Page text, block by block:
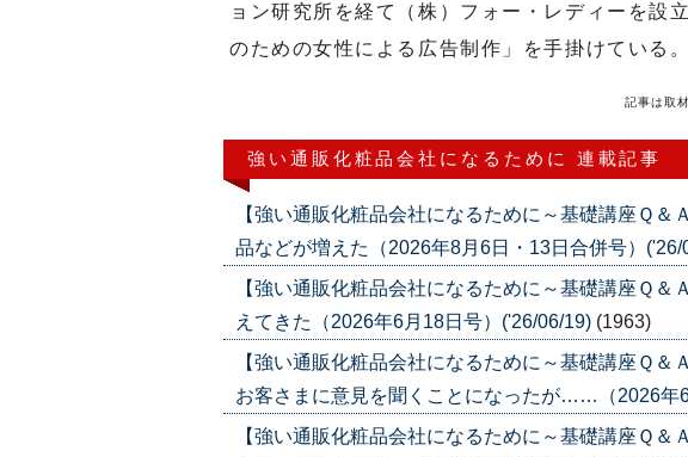
ョン研究所を経て（株）フォー・レディーを設
のための女性による広告制作」を手掛けている。
記事は取
強い通販化粧品会社になるために 連載記事
【強い通販化粧品会社になるために～基礎講座Ｑ
品などが増えた（2026年8月6日・13日合併号）('26/
【強い通販化粧品会社になるために～基礎講座Ｑ
えてきた（2026年6月18日号）('26/06/19) (1963)
【強い通販化粧品会社になるために～基礎講座Ｑ
お客さまに意見を聞くことになったが……（2026年
【強い通販化粧品会社になるために～基礎講座Ｑ